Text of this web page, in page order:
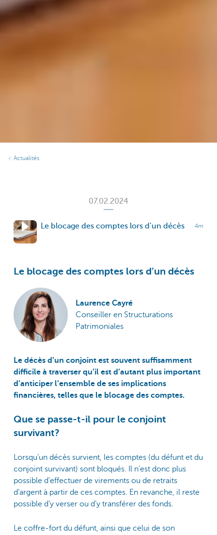
Actualités
07.02.2024
Le blocage des comptes lors d’un décès 4m
Le blocage des comptes lors d’un décès
Laurence Cayré
Conseiller en Structurations
Patrimoniales
Le décès d’un conjoint est souvent suffisamment
difficile à traverser qu’il est d’autant plus important
d’anticiper l’ensemble de ses implications
financières, telles que le blocage des comptes.
Que se passe-t-il pour le conjoint
survivant?
Lorsqu’un décès survient, les comptes (du défunt et du
conjoint survivant) sont bloqués. Il n’est donc plus
possible d’effectuer de virements ou de retraits
d’argent à partir de ces comptes. En revanche, il reste
possible d’y verser ou d’y transférer des fonds.
Le coffre-fort du défunt, ainsi que celui de son